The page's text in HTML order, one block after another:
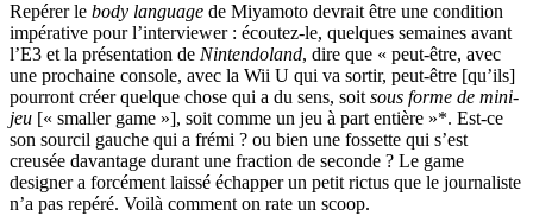
Repérer le body language de Miyamoto devrait être une condition
impérative pour l’interviewer : écoutez-le, quelques semaines avant
l’E3 et la présentation de Nintendoland, dire que « peut-être, avec
une prochaine console, avec la Wii U qui va sortir, peut-être [qu’ils]
pourront créer quelque chose qui a du sens, soit sous forme de mini-
jeu [« smaller game »], soit comme un jeu à part entière »*. Est-ce
son sourcil gauche qui a frémi ? ou bien une fossette qui s’est
creusée davantage durant une fraction de seconde ? Le game
designer a forcément laissé échapper un petit rictus que le journaliste
n’a pas repéré. Voilà comment on rate un scoop.